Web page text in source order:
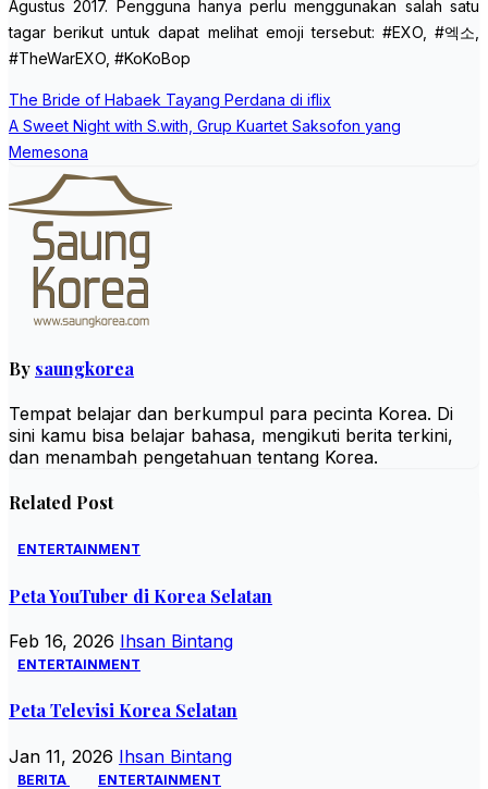
Agustus 2017. Pengguna hanya perlu menggunakan salah satu
tagar berikut untuk dapat melihat emoji tersebut: #EXO, #엑소,
#TheWarEXO, #KoKoBop
Post
navigation
The Bride of Habaek Tayang Perdana di iflix
A Sweet Night with S.with, Grup Kuartet Saksofon yang
Memesona
By saungkorea
Tempat belajar dan berkumpul para pecinta Korea. Di
sini kamu bisa belajar bahasa, mengikuti berita terkini,
dan menambah pengetahuan tentang Korea.
Related Post
ENTERTAINMENT
Peta YouTuber di Korea Selatan
Feb 16, 2026 Ihsan Bintang
ENTERTAINMENT
Peta Televisi Korea Selatan
Jan 11, 2026 Ihsan Bintang
BERITA ENTERTAINMENT